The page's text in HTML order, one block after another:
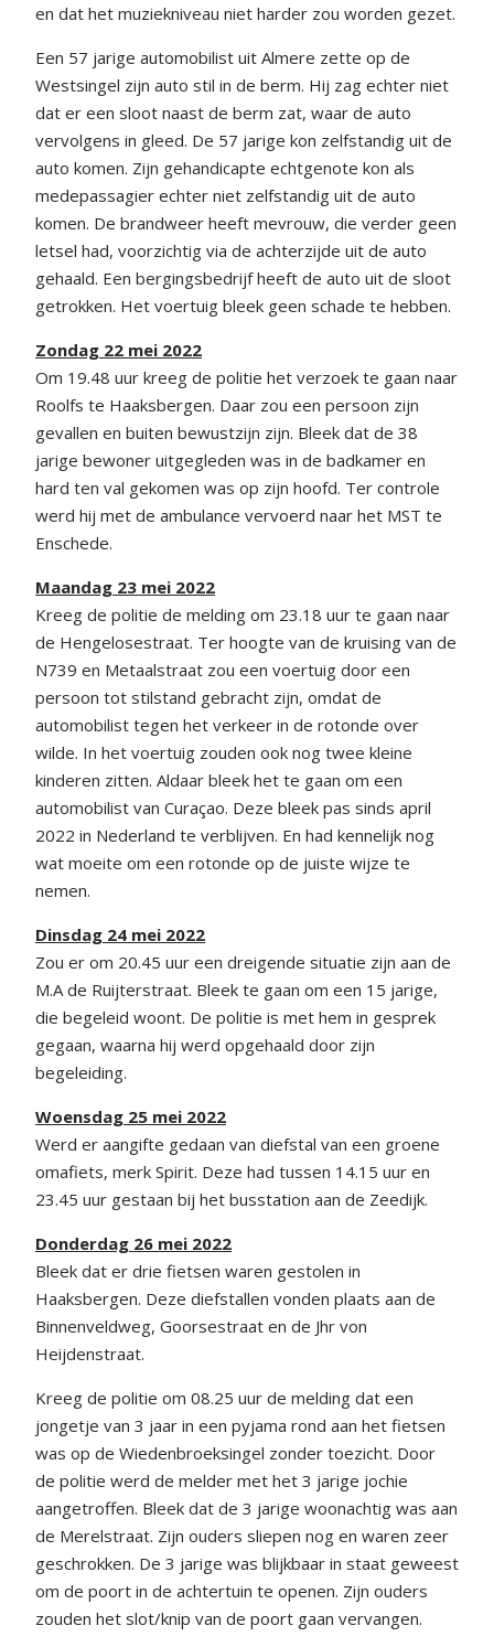
en dat het muziekniveau niet harder zou worden gezet.
Een 57 jarige automobilist uit Almere zette op de
Westsingel zijn auto stil in de berm. Hij zag echter niet
dat er een sloot naast de berm zat, waar de auto
vervolgens in gleed. De 57 jarige kon zelfstandig uit de
auto komen. Zijn gehandicapte echtgenote kon als
medepassagier echter niet zelfstandig uit de auto
komen. De brandweer heeft mevrouw, die verder geen
letsel had, voorzichtig via de achterzijde uit de auto
gehaald. Een bergingsbedrijf heeft de auto uit de sloot
getrokken. Het voertuig bleek geen schade te hebben.
Zondag 22 mei 2022
Om 19.48 uur kreeg de politie het verzoek te gaan naar
Roolfs te Haaksbergen. Daar zou een persoon zijn
gevallen en buiten bewustzijn zijn. Bleek dat de 38
jarige bewoner uitgegleden was in de badkamer en
hard ten val gekomen was op zijn hoofd. Ter controle
werd hij met de ambulance vervoerd naar het MST te
Enschede.
Maandag 23 mei 2022
Kreeg de politie de melding om 23.18 uur te gaan naar
de Hengelosestraat. Ter hoogte van de kruising van de
N739 en Metaalstraat zou een voertuig door een
persoon tot stilstand gebracht zijn, omdat de
automobilist tegen het verkeer in de rotonde over
wilde. In het voertuig zouden ook nog twee kleine
kinderen zitten. Aldaar bleek het te gaan om een
automobilist van Curaçao. Deze bleek pas sinds april
2022 in Nederland te verblijven. En had kennelijk nog
wat moeite om een rotonde op de juiste wijze te
nemen.
Dinsdag 24 mei 2022
Zou er om 20.45 uur een dreigende situatie zijn aan de
M.A de Ruijterstraat. Bleek te gaan om een 15 jarige,
die begeleid woont. De politie is met hem in gesprek
gegaan, waarna hij werd opgehaald door zijn
begeleiding.
Woensdag 25 mei 2022
Werd er aangifte gedaan van diefstal van een groene
omafiets, merk Spirit. Deze had tussen 14.15 uur en
23.45 uur gestaan bij het busstation aan de Zeedijk.
Donderdag 26 mei 2022
Bleek dat er drie fietsen waren gestolen in
Haaksbergen. Deze diefstallen vonden plaats aan de
Binnenveldweg, Goorsestraat en de Jhr von
Heijdenstraat.
Kreeg de politie om 08.25 uur de melding dat een
jongetje van 3 jaar in een pyjama rond aan het fietsen
was op de Wiedenbroeksingel zonder toezicht. Door
de politie werd de melder met het 3 jarige jochie
aangetroffen. Bleek dat de 3 jarige woonachtig was aan
de Merelstraat. Zijn ouders sliepen nog en waren zeer
geschrokken. De 3 jarige was blijkbaar in staat geweest
om de poort in de achtertuin te openen. Zijn ouders
zouden het slot/knip van de poort gaan vervangen.